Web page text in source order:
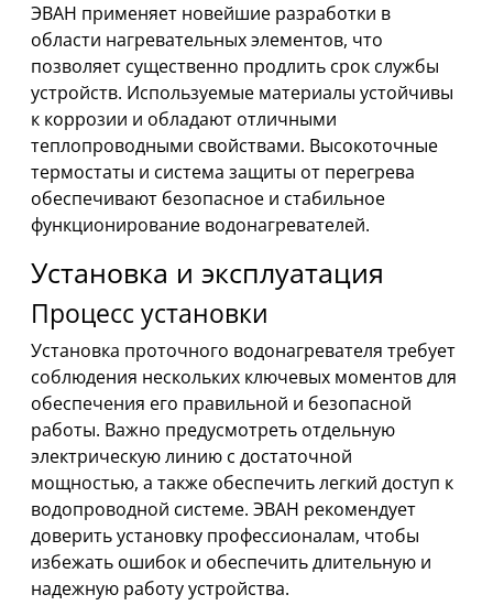
ЭВАН применяет новейшие разработки в
области нагревательных элементов, что
позволяет существенно продлить срок службы
устройств. Используемые материалы устойчивы
к коррозии и обладают отличными
теплопроводными свойствами. Высокоточные
термостаты и система защиты от перегрева
обеспечивают безопасное и стабильное
функционирование водонагревателей.
Установка и эксплуатация
Процесс установки
Установка проточного водонагревателя требует
соблюдения нескольких ключевых моментов для
обеспечения его правильной и безопасной
работы. Важно предусмотреть отдельную
электрическую линию с достаточной
мощностью, а также обеспечить легкий доступ к
водопроводной системе. ЭВАН рекомендует
доверить установку профессионалам, чтобы
избежать ошибок и обеспечить длительную и
надежную работу устройства.